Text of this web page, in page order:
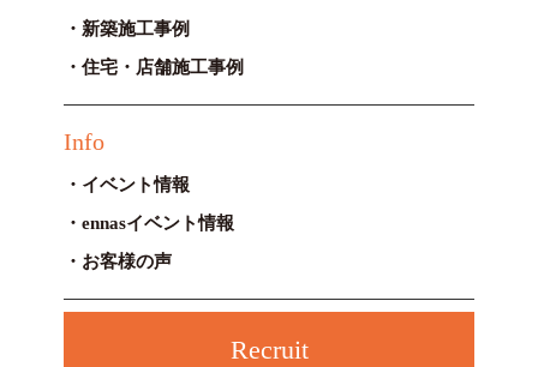
新築施工事例
住宅・店舗施工事例
Info
イベント情報
ennasイベント情報
お客様の声
Recruit